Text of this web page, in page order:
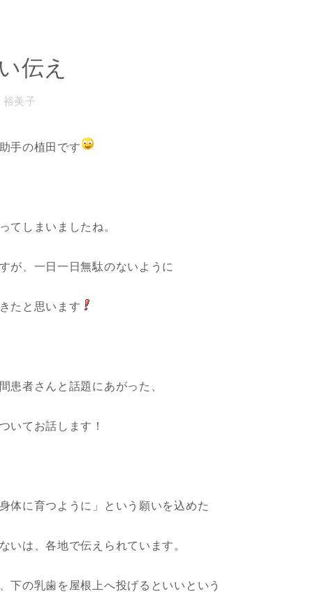
伝え
裕美子
手の植田です
てしまいましたね。
が、一日一日無駄のないように
たと思います
患者さんと話題にあがった、
いてお話します！
体に育つように」という願いを込めた
いは、各地で伝えられています。
下の乳歯を屋根上へ投げるといいという